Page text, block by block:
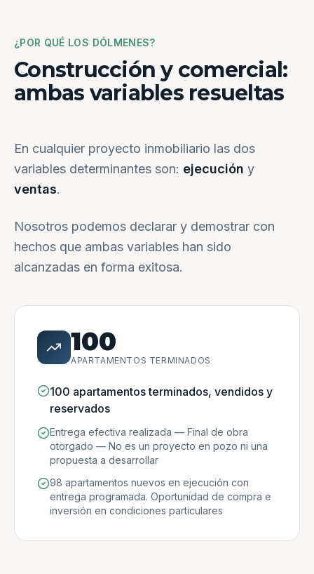
¿POR QUÉ LOS DÓLMENES?
Construcción y comercial:
ambas variables resueltas
En cualquier proyecto inmobiliario las dos
variables determinantes son: ejecución y
ventas.
Nosotros podemos declarar y demostrar con
hechos que ambas variables han sido
alcanzadas en forma exitosa.
100
APARTAMENTOS TERMINADOS
100 apartamentos terminados, vendidos y
reservados
Entrega efectiva realizada — Final de obra
otorgado — No es un proyecto en pozo ni una
propuesta a desarrollar
98 apartamentos nuevos en ejecución con
entrega programada. Oportunidad de compra e
inversión en condiciones particulares